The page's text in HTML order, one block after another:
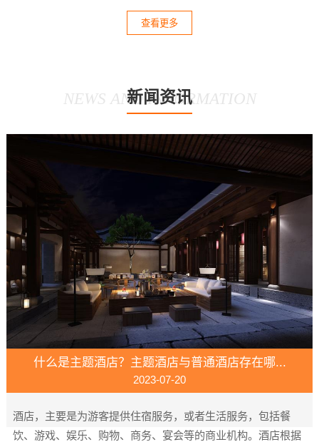
查看更多
新闻资讯
NEWS AND INFORMATION
什么是主题酒店？主题酒店与普通酒店存在哪...
2023-07-20
酒店，主要是为游客提供住宿服务，或者生活服务，包括餐
饮、游戏、娱乐、购物、商务、宴会等的商业机构。酒店根据